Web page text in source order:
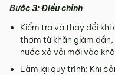
Bước 3: Điều chỉnh
Kiểm tra và thay đổi khi
thơm từ khăn giảm
nước xả vải mới vào
Làm lại quy trình: Khi